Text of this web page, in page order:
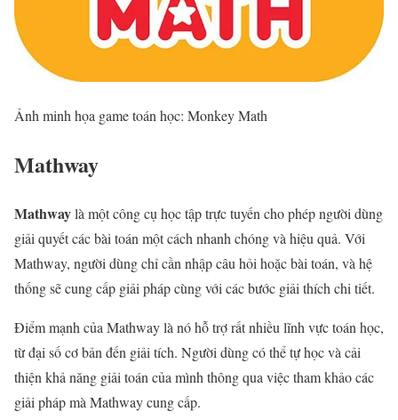
Ảnh minh họa game toán học: Monkey Math
Mathway
Mathwaylà một công cụ học tập trực tuyến cho phép người dùng
giải quyết các bài toán một cách nhanh chóng và hiệu quả. Với
Mathway, người dùng chỉ cần nhập câu hỏi hoặc bài toán, và hệ
thống sẽ cung cấp giải pháp cùng với các bước giải thích chi tiết.
Điểm mạnh của Mathway là nó hỗ trợ rất nhiều lĩnh vực toán học,
từ đại số cơ bản đến giải tích. Người dùng có thể tự học và cải
thiện khả năng giải toán của mình thông qua việc tham khảo các
giải pháp mà Mathway cung cấp.